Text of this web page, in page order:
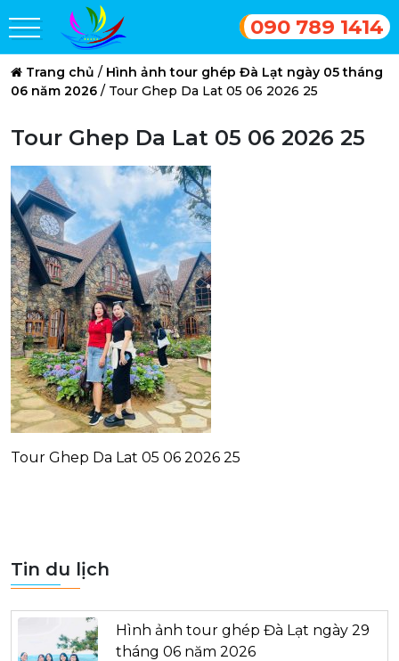
090 789 1414
Trang chủ / Hình ảnh tour ghép Đà Lạt ngày 05 tháng
06 năm 2026 / Tour Ghep Da Lat 05 06 2026 25
Tour Ghep Da Lat 05 06 2026 25
Tour Ghep Da Lat 05 06 2026 25
Tin du lịch
Hình ảnh tour ghép Đà Lạt ngày 29
tháng 06 năm 2026